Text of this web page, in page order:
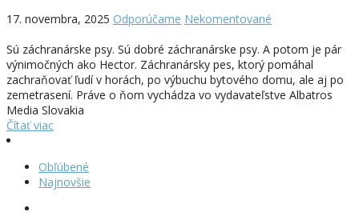
17. novembra, 2025 Odporúčame Nekomentované
Sú záchranárske psy. Sú dobré záchranárske psy. A potom je pár
výnimočných ako Hector. Záchranársky pes, ktorý pomáhal
zachraňovať ľudí v horách, po výbuchu bytového domu, ale aj po
zemetrasení. Práve o ňom vychádza vo vydavateľstve Albatros
Media Slovakia
Čítať viac
Obľúbené
Najnovšie